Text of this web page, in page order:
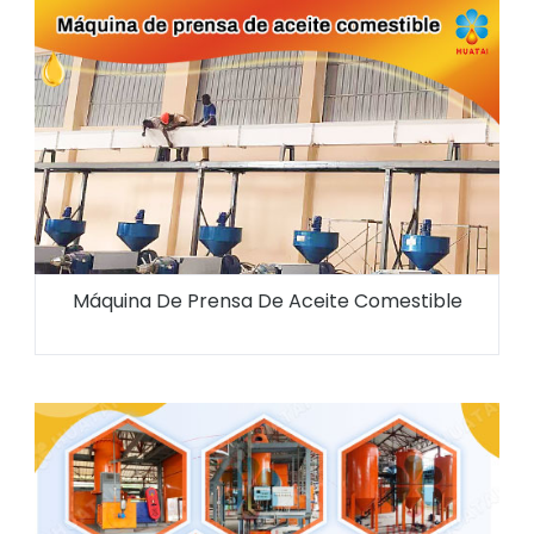
Máquina De Prensa De Aceite Comestible